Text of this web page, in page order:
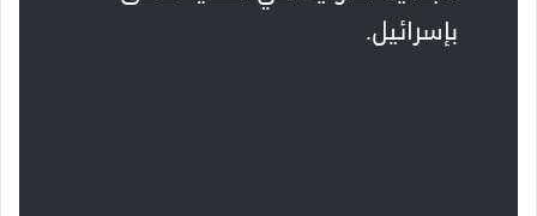
بإسرائيل.